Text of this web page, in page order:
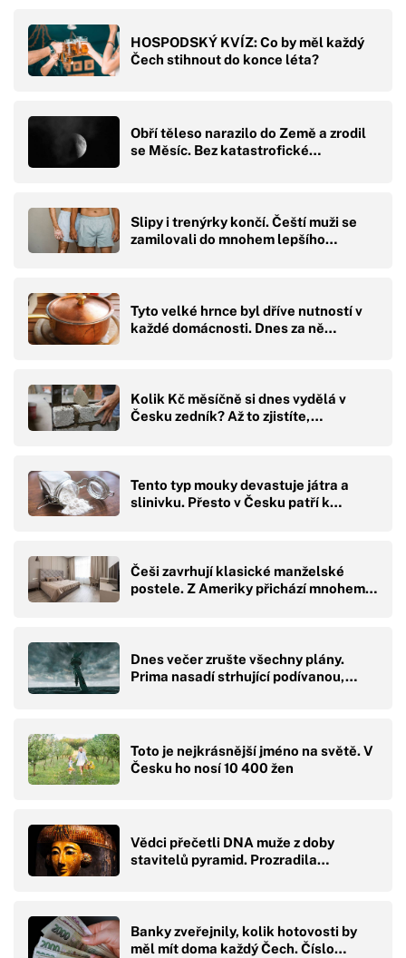
HOSPODSKÝ KVÍZ: Co by měl každý
Čech stihnout do konce léta?
Obří těleso narazilo do Země a zrodil
se Měsíc. Bez katastrofické…
Slipy i trenýrky končí. Čeští muži se
zamilovali do mnohem lepšího…
Tyto velké hrnce byl dříve nutností v
každé domácnosti. Dnes za ně…
Kolik Kč měsíčně si dnes vydělá v
Česku zedník? Až to zjistíte,…
Tento typ mouky devastuje játra a
slinivku. Přesto v Česku patří k…
Češi zavrhují klasické manželské
postele. Z Ameriky přichází mnohem…
Dnes večer zrušte všechny plány.
Prima nasadí strhující podívanou,…
Toto je nejkrásnější jméno na světě. V
Česku ho nosí 10 400 žen
Vědci přečetli DNA muže z doby
stavitelů pyramid. Prozradila…
Banky zveřejnily, kolik hotovosti by
měl mít doma každý Čech. Číslo…